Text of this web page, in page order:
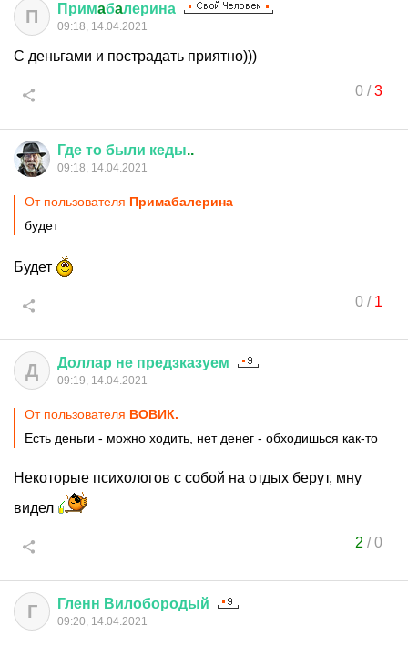
П Примaбaлерина
09:18, 14.04.2021
С деньгами и пострадать приятно)))
0/3
Где то были кеды..
09:18, 14.04.2021
От пользователя Примaбaлерина
будет
Будет
0/ 1
Д Доллар не предзказуем
09:19, 14.04.2021
От пользователя ВОВИК.
Есть деньги - можно ходить, нет денег - обходишься как-то
Некоторые психологов с собой на отдых берут, мну
видел
2 /0
Г Гленн Вилобородый
09:20, 14.04.2021